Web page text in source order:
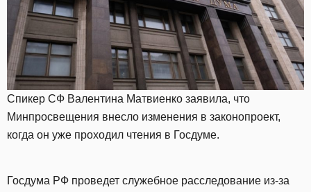
Спикер СФ Валентина Матвиенко заявила, что
Минпросвещения внесло изменения в законопроект,
когда он уже проходил чтения в Госдуме.
Госдума РФ проведет служебное расследование из-за